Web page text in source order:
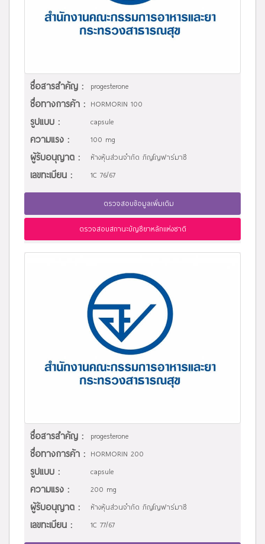
ชื่อสารสำคัญ : progesterone
ชื่อทางการค้า : HORMORIN 100
รูปแบบ : capsule
ความแรง : 100 mg
ผู้รับอนุญาต : ห้างหุ้นส่วนจำกัด ภิญโญฟาร์มาซี
เลขทะเบียน : 1C 76/67
ตรวจสอบข้อมูลเพิ่มเติม
ตรวจสอบสถานะบัญชียาหลักแห่งชาติ
ชื่อสารสำคัญ : progesterone
ชื่อทางการค้า : HORMORIN 200
รูปแบบ : capsule
ความแรง : 200 mg
ผู้รับอนุญาต : ห้างหุ้นส่วนจำกัด ภิญโญฟาร์มาซี
เลขทะเบียน : 1C 77/67